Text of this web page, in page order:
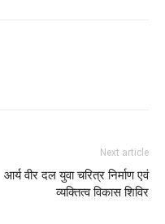
Next article
आर्य वीर दल युवा चरित्र निर्माण एवं
व्यक्तित्व विकास शिविर